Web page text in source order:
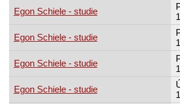
Egon Schiele - studie
Egon Schiele - studie
Egon Schiele - studie
Egon Schiele - studie